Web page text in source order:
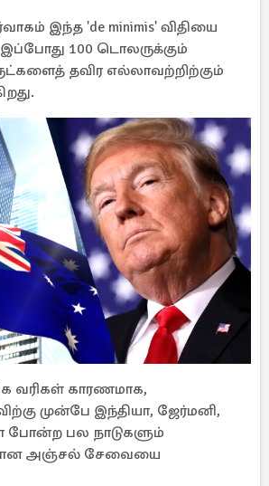
இந்த 'de minimis' விதியை
100 டொலருக்கும்
தவிர எல்லாவற்றிற்கும்
வரிகள் காரணமாக,
முன்பே இந்தியா, ஜேர்மனி,
போன்ற பல நாடுகளும்
அஞ்சல் சேவையை